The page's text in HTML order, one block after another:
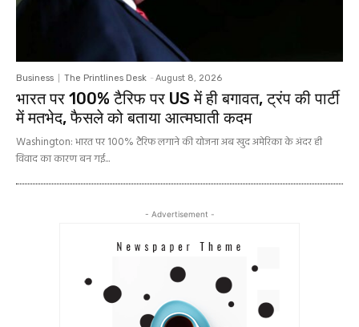
Business The Printlines Desk - August 8, 2026
भारत पर 100% टैरिफ पर US में ही बगावत, ट्रंप की पार्टी
में मतभेद, फैसले को बताया आत्मघाती कदम
Washington: भारत पर 100% टैरिफ लगाने की योजना अब खुद अमेरिका के अंदर ही
विवाद का कारण बन गई...
- Advertisement -